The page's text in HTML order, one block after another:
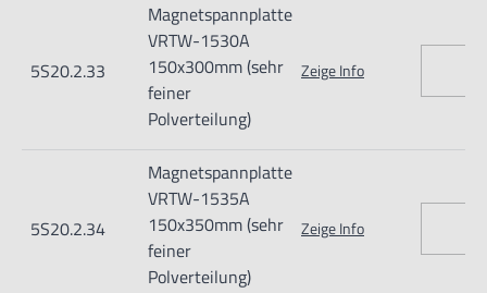
5S20.2.33
Magnetspannplatte
VRTW-1530A
150x300mm (sehr
feiner
Polverteilung)
Zeige Info
5S20.2.34
Magnetspannplatte
VRTW-1535A
150x350mm (sehr
feiner
Polverteilung)
Zeige Info